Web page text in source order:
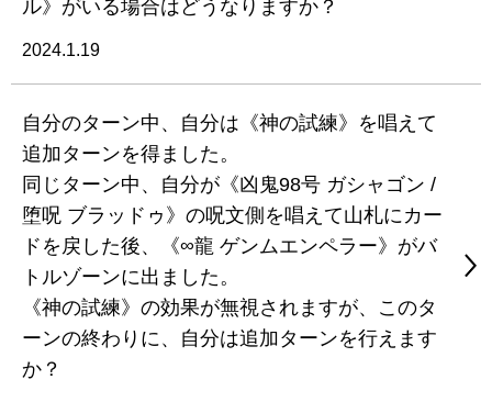
ル》がいる場合はどうなりますか？
2024.1.19
自分のターン中、自分は《神の試練》を唱えて
追加ターンを得ました。
同じターン中、自分が《凶鬼98号 ガシャゴン /
堕呪 ブラッドゥ》の呪文側を唱えて山札にカー
ドを戻した後、《∞龍 ゲンムエンペラー》がバ
トルゾーンに出ました。
《神の試練》の効果が無視されますが、このタ
ーンの終わりに、自分は追加ターンを行えます
か？